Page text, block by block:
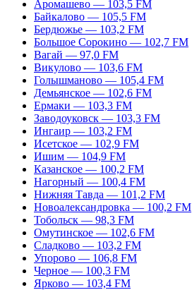
Аромашево — 103,5 FM
Байкалово — 105,5 FM
Бердюжье — 103,2 FM
Большое Сорокино — 102,7 FM
Вагай — 97,0 FM
Викулово — 103,6 FM
Голышманово — 105,4 FM
Демьянское — 102,6 FM
Ермаки — 103,3 FM
Заводоуковск — 103,3 FM
Ингаир — 103,2 FM
Исетское — 102,9 FM
Ишим — 104,9 FM
Казанское — 100,2 FM
Нагорный — 100,4 FM
Нижняя Тавда — 101,2 FM
Новоалександровка — 100,2 FM
Тобольск — 98,3 FM
Омутинское — 102,6 FM
Сладково — 103,2 FM
Упорово — 106,8 FM
Черное — 100,3 FM
Ярково — 103,4 FM